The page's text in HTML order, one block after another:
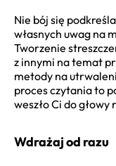
Nie bój się
własnych uwag na
Tworzenie
z innymi na temat
metody na
proces czytania to
weszło Ci do głowy
Wdrażaj od razu